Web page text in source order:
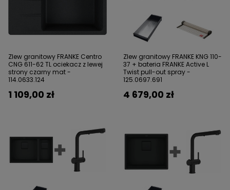
Zlew granitowy FRANKE Centro
CNG 611-62 TL ociekacz z lewej
strony czarny mat -
114.0633.124
1 109,00 zł
Zlew granitowy FRANKE KNG 110-
37 + bateria FRANKE Active L
Twist pull-out spray -
125.0697.691
4 679,00 zł